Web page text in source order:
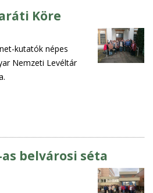
Köre
kutatók népes
Nemzeti Levéltár
belvárosi séta